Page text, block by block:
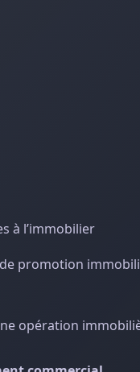
à l’immobilier
promotion
opération